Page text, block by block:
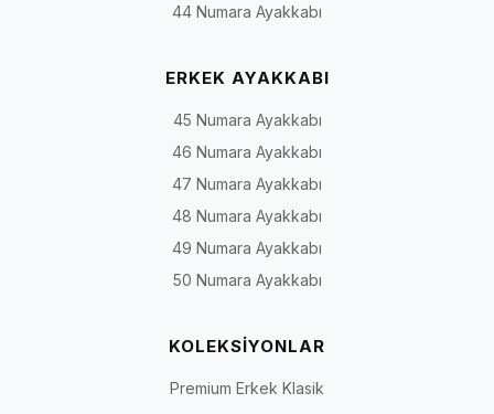
44 Numara Ayakkabı
ERKEK AYAKKABI
45 Numara Ayakkabı
46 Numara Ayakkabı
47 Numara Ayakkabı
48 Numara Ayakkabı
49 Numara Ayakkabı
50 Numara Ayakkabı
KOLEKSİYONLAR
Premium Erkek Klasik